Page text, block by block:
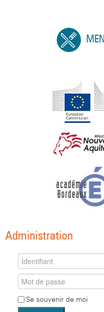
Administration
Se souvenir de moi